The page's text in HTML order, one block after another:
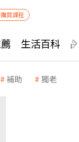
購買課程
生活百科
補助 獨老